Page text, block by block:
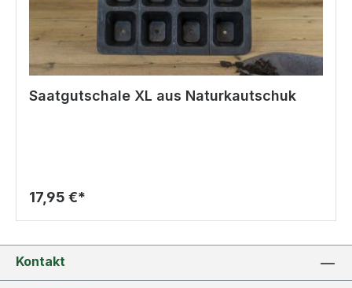
Saatgutschale XL aus Naturkautschuk
17,95 €*
Kontakt